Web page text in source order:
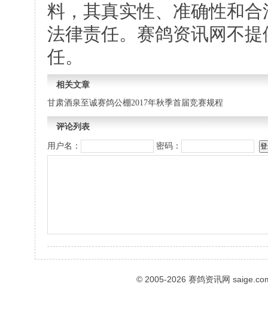
料，其真实性、准确性和
法律责任。赛鸽资讯网不
任。
相关文章
甘肃酒泉至诚赛鸽公棚2017年秋季首届竞赛规程
评论列表
用户名： 密码：
© 2005-2026 赛鸽资讯网